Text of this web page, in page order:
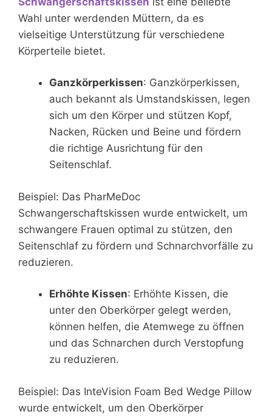
Wahl unter werdenden Müttern, da es
vielseitige Unterstützung für verschiedene
Körperteile bietet.
Ganzkörperkissen: Ganzkörperkissen,
auch bekannt als Umstandskissen, legen
sich um den Körper und stützen Kopf,
Nacken, Rücken und Beine und fördern
die richtige Ausrichtung für den
Seitenschlaf.
Beispiel: Das PharMeDoc
Schwangerschaftskissen wurde entwickelt, um
schwangere Frauen optimal zu stützen, den
Seitenschlaf zu fördern und Schnarchvorfälle zu
reduzieren.
Erhöhte Kissen: Erhöhte Kissen, die
unter den Oberkörper gelegt werden,
können helfen, die Atemwege zu öffnen
und das Schnarchen durch Verstopfung
zu reduzieren.
Beispiel: Das InteVision Foam Bed Wedge Pillow
wurde entwickelt, um den Oberkörper